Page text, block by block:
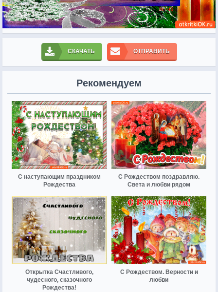
СКАЧАТЬ ОТПРАВИТЬ
Рекомендуем
С наступающим праздником
Рождества
С Рождеством поздравляю.
Света и любви рядом
Открытка Счастливого,
чудесного, сказочного
Рождества!
С Рождеством. Верности и
любви